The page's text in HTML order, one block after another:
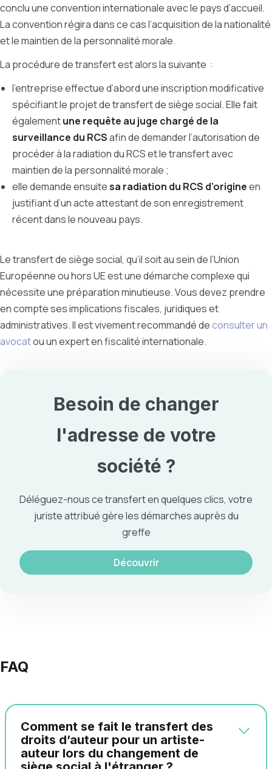
conclu une convention internationale avec le pays d’accueil.
La convention régira dans ce cas l’acquisition de la nationalité
et le maintien de la personnalité morale.
La procédure de transfert est alors la suivante :
l’entreprise effectue d’abord une inscription modificative
spécifiant le projet de transfert de siège social. Elle fait
égalementune requête au juge chargé de la
surveillance du RCSafin de demander l’autorisation de
procéder à la radiation du RCS et le transfert avec
maintien de la personnalité morale ;
elle demande ensuitesa radiation du RCS d’origineen
justifiant d’un acte attestant de son enregistrement
récent dans le nouveau pays.
Le transfert de siège social, qu’il soit au sein de l’Union
Européenne ou hors UE est une démarche complexe qui
nécessite une préparation minutieuse. Vous devez prendre
en compte ses implications fiscales, juridiques et
administratives. Il est vivement recommandé deconsulter un
avocatou un expert en fiscalité internationale.
Besoin de changer
l'adresse de votre
société ?
Déléguez-nous ce transfert en quelques clics, votre
juriste attribué gère les démarches auprès du
greffe
Découvrir
FAQ
Comment se fait le transfert des
droits d’auteur pour un artiste-
auteur lors du changement de